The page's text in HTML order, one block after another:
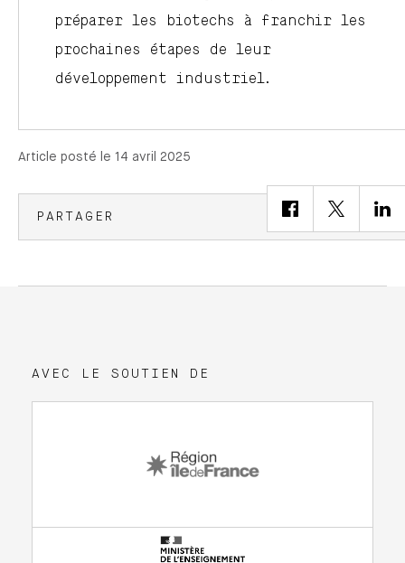
préparer les biotechs à franchir les
prochaines étapes de leur
développement industriel.
Article posté le 14 avril 2025
PARTAGER
AVEC LE SOUTIEN DE